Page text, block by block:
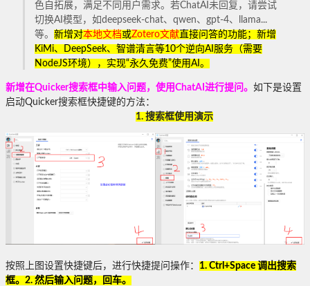
色自拓展，满足不同用户需求。若ChatAI未回复，请尝试
切换AI模型，如deepseek-chat、qwen、gpt-4、llama...
等。 新增对本地文档或Zotero文献直接问答的功能；新增
KiMi、DeepSeek、智谱清言等10个逆向AI服务（需要
NodeJS环境），实现“永久免费”使用AI。
新增在Quicker搜索框中输入问题，使用ChatAI进行提问。 如下是设置
启动Quicker搜索框快捷键的方法：
1. 搜索框使用演示
按照上图设置快捷键后，进行快捷提问操作： 1. Ctrl+Space 调出搜索
框。2. 然后输入问题，回车。